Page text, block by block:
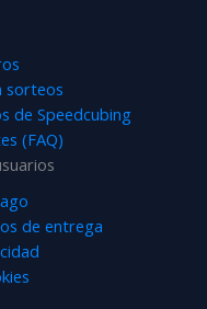
sorteos
de Speedcubing
(FAQ)
de entrega